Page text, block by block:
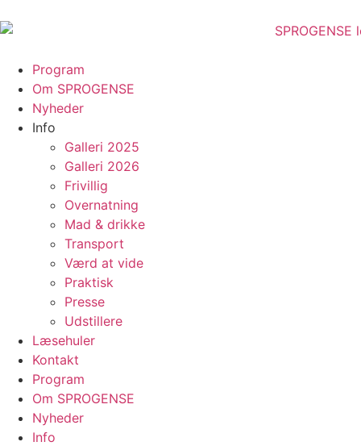
Program
Om SPROGENSE
Nyheder
Info
Galleri 2025
Galleri 2026
Frivillig
Overnatning
Mad & drikke
Transport
Værd at vide
Praktisk
Presse
Udstillere
Læsehuler
Kontakt
Program
Om SPROGENSE
Nyheder
Info